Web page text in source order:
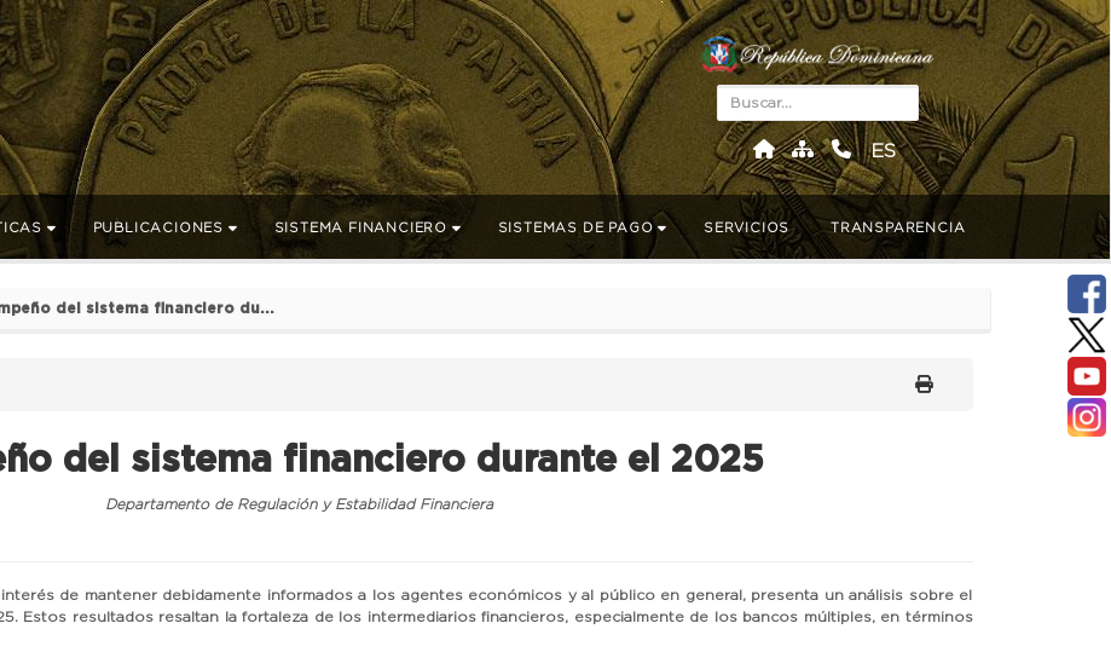
ES
PUBLICACIONES SISTEMA FINANCIERO SISTEMAS DE PAGO SERVICIOS TRANSPARENCIA
del sistema financiero du...
del sistema financiero durante el 2025
Departamento de Regulación y Estabilidad Financiera
de mantener debidamente informados a los agentes económicos y al público en general, presenta un análisis sobre el
Estos resultados resaltan la fortaleza de los intermediarios financieros, especialmente de los bancos múltiples, en términos